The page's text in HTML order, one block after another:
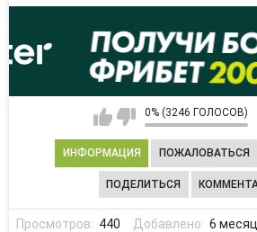
0% (3246 ГОЛОСОВ)
ИНФОРМАЦИЯ ПОЖАЛОВАТЬСЯ
ПОДЕЛИТЬСЯ
Просмотров: 440 Добавлено: 6